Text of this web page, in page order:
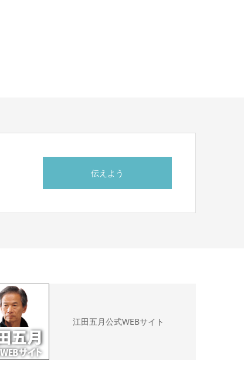
伝えよう
江田五月公式WEBサイト